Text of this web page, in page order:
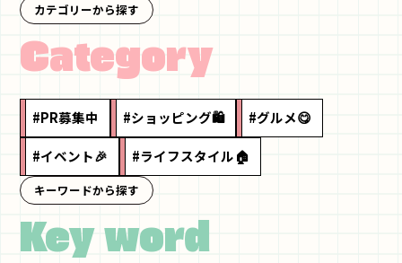
カテゴリーから探す
Category
#PR募集中 #ショッピング #グルメ
#イベント #ライフスタイル
キーワードから探す
Key word